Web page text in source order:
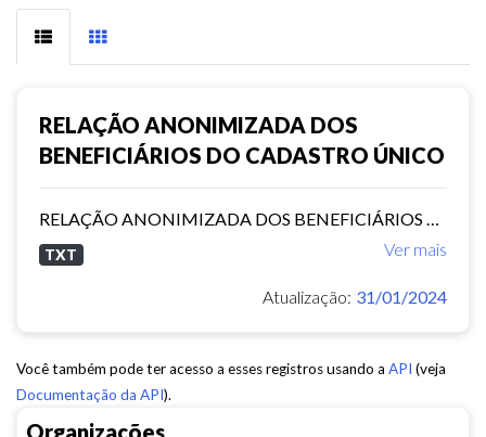
Organizações
RELAÇÃO ANONIMIZADA DOS
BENEFICIÁRIOS DO CADASTRO ÚNICO
Ver mais
TXT
Atualização: 31/01/2024
Você também pode ter acesso a esses registros usando a API (veja
Documentação da API).